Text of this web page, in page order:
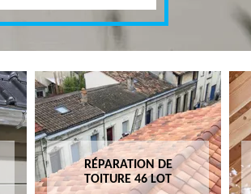
RÉPARATION DE
TOITURE 46 LOT